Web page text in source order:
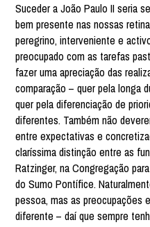
Suceder a João Paulo II seria
bem presente nas nossas
peregrino, interveniente e
preocupado com as tarefas
fazer uma apreciação das
comparação – quer pela longa
quer pela diferenciação de
diferentes. Também não
entre expectativas e
claríssima distinção entre as
Ratzinger, na Congregação
do Sumo Pontífice.
pessoa, mas as preocupações
diferente – daí que sempre